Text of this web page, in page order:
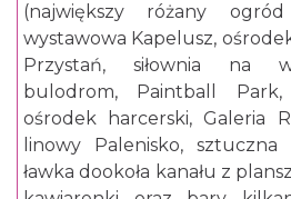
(największy różany
wystawowa Kapelusz,
Przystań, siłownia na
bulodrom, Paintball Park,
ośrodek harcerski, Galeria
linowy Palenisko,
ławka dookoła kanału z